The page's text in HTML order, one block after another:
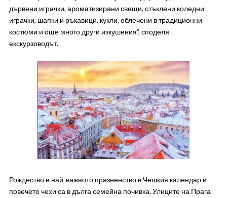
дървени играчки, ароматизирани свещи, стъклени коледни
играчки, шапки и ръкавици, кукли, облечени в традиционни
костюми и още много други изкушения”, споделя
екскурзоводът.
Рождество е най-важното празненство в Чешкия календар и
повечето чехи са в дълга семейна почивка. Улиците на Прага